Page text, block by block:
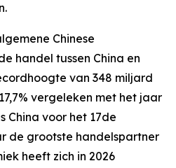
Chinese
handel tussen China en
van 348 miljard
vergeleken met het jaar
China voor het 17de
de grootste handelspartner
heeft zich in 2026